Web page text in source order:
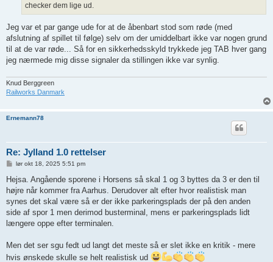
checker dem lige ud.
Jeg var et par gange ude for at de åbenbart stod som røde (med
afslutning af spillet til følge) selv om der umiddelbart ikke var nogen grund
til at de var røde... Så for en sikkerhedsskyld trykkede jeg TAB hver gang
jeg nærmede mig disse signaler da stillingen ikke var synlig.
Knud Berggreen
Railworks Danmark
Ernemann78
Re: Jylland 1.0 rettelser
d
æ
g
lør okt 18, 2025 5:51 pm
Hejsa. Angående sporene i Horsens så skal 1 og 3 byttes da 3 er den til
højre når kommer fra Aarhus. Derudover alt efter hvor realistisk man
synes det skal være så er der ikke parkeringsplads der på den anden
side af spor 1 men derimod busterminal, mens er parkeringsplads lidt
længere oppe efter terminalen.
Men det ser sgu fedt ud langt det meste så er slet ikke en kritik - mere
hvis ønskede skulle se helt realistisk ud